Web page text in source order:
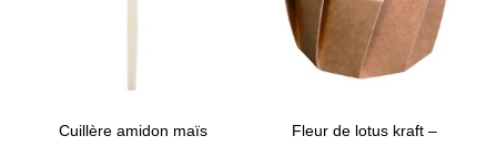
Cuillère amidon maïs
Fleur de lotus kraft –